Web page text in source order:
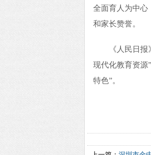
全面育人为中心
和家长赞誉。
《人民日
现代化教育资源
特色”。